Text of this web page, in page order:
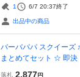
1 6/7 20:37終了
出品中の商品
バーバパパ スクイーズ
まとめてセット ☆ 即決
落札 2,877円